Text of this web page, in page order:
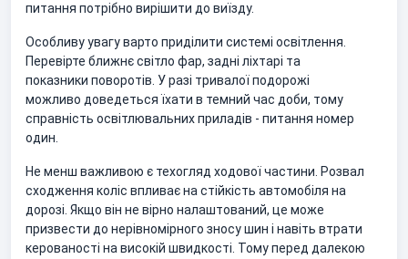
питання потрібно вирішити до виїзду.
Особливу увагу варто приділити системі освітлення.
Перевірте ближнє світло фар, задні ліхтарі та
показники поворотів. У разі тривалої подорожі
можливо доведеться їхати в темний час доби, тому
справність освітлювальних приладів - питання номер
один.
Не менш важливою є техогляд ходової частини. Розвал
сходження коліс впливає на стійкість автомобіля на
дорозі. Якщо він не вірно налаштований, це може
призвести до нерівномірного зносу шин і навіть втрати
керованості на високій швидкості. Тому перед далекою